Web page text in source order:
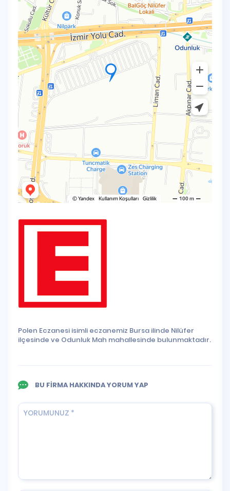
Polen Eczanesi isimli eczanemiz Bursa ilinde Nilüfer
ilçesinde ve Odunluk Mah mahallesinde bulunmaktadır.
BU FİRMA HAKKINDA YORUM YAP